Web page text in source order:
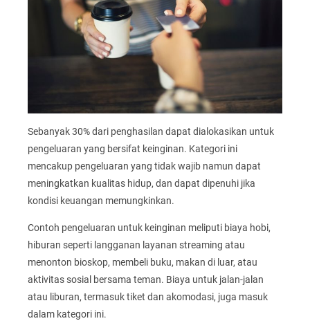
Sebanyak 30% dari penghasilan dapat dialokasikan untuk
pengeluaran yang bersifat keinginan. Kategori ini
mencakup pengeluaran yang tidak wajib namun dapat
meningkatkan kualitas hidup, dan dapat dipenuhi jika
kondisi keuangan memungkinkan.
Contoh pengeluaran untuk keinginan meliputi biaya hobi,
hiburan seperti langganan layanan streaming atau
menonton bioskop, membeli buku, makan di luar, atau
aktivitas sosial bersama teman. Biaya untuk jalan-jalan
atau liburan, termasuk tiket dan akomodasi, juga masuk
dalam kategori ini.